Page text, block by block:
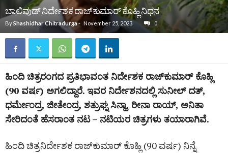
ಬಾಲಿವುಡ್‌ ನಿರ್ದೇಶಕ ರಾಜ್‌ಕುಮಾರ್ ಕೊಹ್ಲಿ ನಿಧನ
ByShashidhar Chitradurga- November 25, 2023 0
ಹಿಂದಿ ಚಿತ್ರರಂಗದ ಪ್ರತಿಭಾವಂತ ನಿರ್ದೇಶಕ ರಾಜ್‌ಕುಮಾರ್‌ ಕೊಹ್ಲಿ
(90 ವರ್ಷ) ಅಗಲಿದ್ದಾರೆ. ಇವರ ನಿರ್ದೇಶನದಲ್ಲಿ ಸುನೀಲ್ ದತ್,
ಧರ್ಮೇಂದ್ರ, ಜೀತೇಂದ್ರ, ಶತ್ರುಘ್ನ ಸಿನ್ಹಾ, ರೀನಾ ರಾಯ್, ಅನಿತಾ
ಸೇರಿದಂತೆ ಹೆಸರಾಂತ ನಟ – ನಟಿಯರ ಚಿತ್ರಗಳು ತಯಾರಾಗಿವೆ.
ಹಿಂದಿ ಚಿತ್ರನಿರ್ದೇಶಕ ರಾಜ್‌ಕುಮಾರ್‌ ಕೊಹ್ಲಿ (90 ವರ್ಷ) ನಿನ್ನೆ